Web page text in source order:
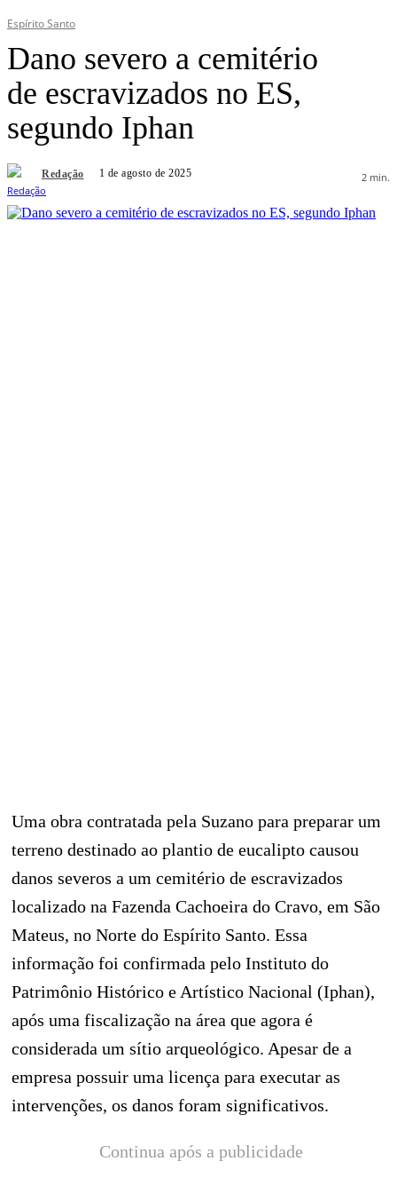
Espírito Santo
Dano severo a cemitério
de escravizados no ES,
segundo Iphan
Redação 1 de agosto de 2025 2 min.
Uma obra contratada pela Suzano para preparar um
terreno destinado ao plantio de eucalipto causou
danos severos a um cemitério de escravizados
localizado na Fazenda Cachoeira do Cravo, em São
Mateus, no Norte do Espírito Santo. Essa
informação foi confirmada pelo Instituto do
Patrimônio Histórico e Artístico Nacional (Iphan),
após uma fiscalização na área que agora é
considerada um sítio arqueológico. Apesar de a
empresa possuir uma licença para executar as
intervenções, os danos foram significativos.
Continua após a publicidade